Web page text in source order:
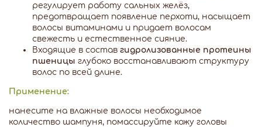
регулирует работу сальных желёз,
предотвращает появление перхоти, насыщает
волосы витаминами и придает волосам
свежесть и естественное сияние.
Входящие в состав гидролизованные протеины
пшеницы глубоко восстанавливают структуру
волос по всей длине.
Применение:
нанесите на влажные волосы необходимое
количество шампуня, помассируйте кожу головы